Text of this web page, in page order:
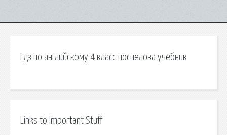
Гдз по английскому 4 класс поспелова учебник
Links to Important Stuff